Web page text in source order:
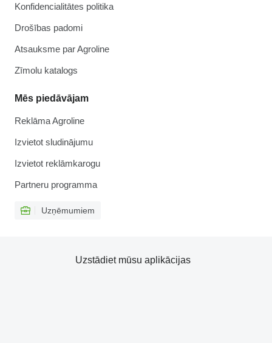
Konfidencialitātes politika
Drošības padomi
Atsauksme par Agroline
Zīmolu katalogs
Mēs piedāvājam
Reklāma Agroline
Izvietot sludinājumu
Izvietot reklāmkarogu
Partneru programma
Uzņēmumiem
Uzstādiet mūsu aplikācijas